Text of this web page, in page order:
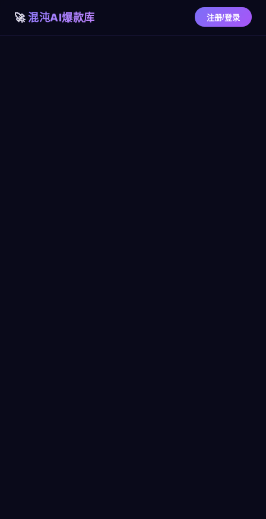
混沌AI爆款库 注册/登录